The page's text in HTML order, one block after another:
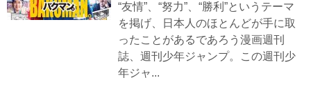
“友情”、“努力”、“勝利”というテーマ
を掲げ、日本人のほとんどが手に取
ったことがあるであろう漫画週刊
誌、週刊少年ジャンプ。この週刊少
年ジャ...